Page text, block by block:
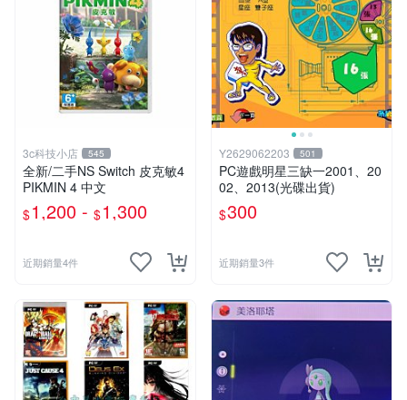
3c科技小店 545
全新/二手NS Switch 皮克敏4
PIKMIN 4 中文
$1,200 - $1,300
近期銷量4件
Y2629062203 501
PC遊戲明星三缺一2001、20
02、2013(光碟出貨)
$300
近期銷量3件